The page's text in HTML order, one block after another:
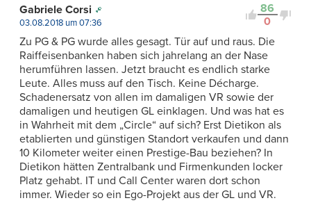
86
0
Gabriele Corsi
03.08.2018 um 07:36
Zu PG & PG wurde alles gesagt. Tür auf und raus. Die
Raiffeisenbanken haben sich jahrelang an der Nase
herumführen lassen. Jetzt braucht es endlich starke
Leute. Alles muss auf den Tisch. Keine Décharge.
Schadenersatz von allen im damaligen VR sowie der
damaligen und heutigen GL einklagen. Und was hat es
in Wahrheit mit dem „Circle“ auf sich? Erst Dietikon als
etablierten und günstigen Standort verkaufen und dann
10 Kilometer weiter einen Prestige-Bau beziehen? In
Dietikon hätten Zentralbank und Firmenkunden locker
Platz gehabt. IT und Call Center waren dort schon
immer. Wieder so ein Ego-Projekt aus der GL und VR.